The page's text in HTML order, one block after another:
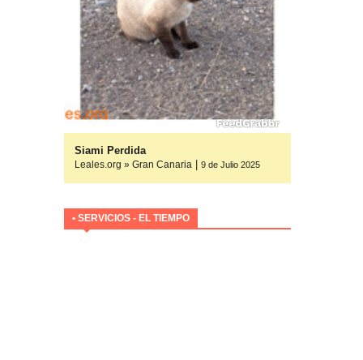
Siami Perdida
Leales.org » Gran Canaria 9 de Julio 2025
• SERVICIOS - EL TIEMPO